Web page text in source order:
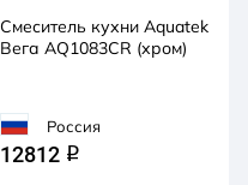
Смеситель кухни Aquatek
Вега AQ1083CR (хром)
Россия
12812 q